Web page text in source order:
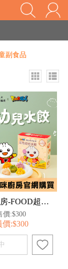
家長樂了!「風車書版集團暨FOOD超人企業總部」目前正興建中!
說明』
家長樂了!「風車書版集團暨FOOD超人企業總部」目前正興建中!
如需更改或重開發票 需在訂單成立三天內通知客服 寄回發票需附上回郵郵票
說明』
副食品
兔比媽咪廚房-FOOD超人彩色幼兒水餃
價:$300
價:$300